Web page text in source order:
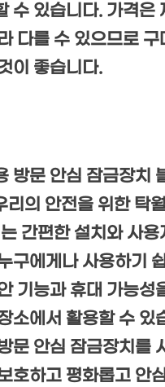
수 있습니다. 가격은
다를 수 있으므로 구
이 좋습니다.
방문 안심 잠금장치
리의 안전을 위한 탁
간편한 설치와 사용
구에게나 사용하기
기능과 휴대 가능성
소에서 활용할 수 있
문 안심 잠금장치를
호하고 평화롭고 안